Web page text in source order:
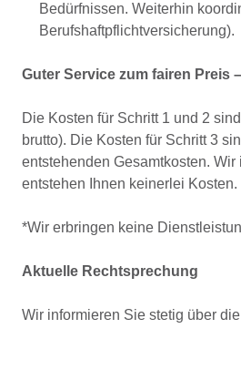
Bedürfnissen. Weiterhin
Berufshaftpflichtversicherung).
Guter Service zum fairen Preis
Die Kosten für Schritt 1 und 2
brutto). Die Kosten für Schritt 3
entstehenden Gesamtkosten.
entstehen Ihnen keinerlei Kosten.
*Wir erbringen keine
Aktuelle Rechtsprechung
Wir informieren Sie stetig über die